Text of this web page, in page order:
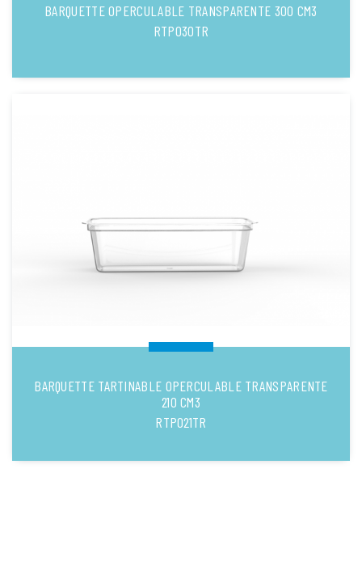
BARQUETTE OPERCULABLE TRANSPARENTE 300 CM3
RTP030TR
BARQUETTE TARTINABLE OPERCULABLE TRANSPARENTE
210 CM3
RTP021TR